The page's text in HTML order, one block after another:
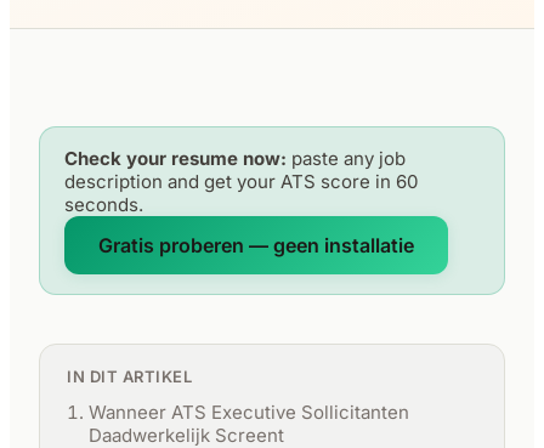
Check your resume now: paste any job
description and get your ATS score in 60
seconds.
Gratis proberen — geen installatie
IN DIT ARTIKEL
Wanneer ATS Executive Sollicitanten
Daadwerkelijk Screent